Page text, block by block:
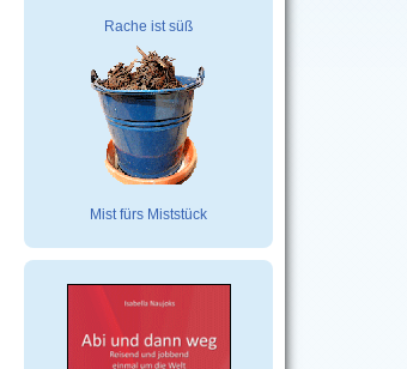
Rache ist süß
Mist fürs Miststück